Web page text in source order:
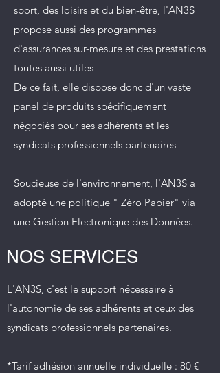
sport, des loisirs et du bien-être, l'AN3S
propose aussi des programmes
d'assurances sur-mesure et des prestations
toutes aussi utiles
De ce fait, elle dispose donc d'un vaste
panel de produits spécifiquement
négociés pour ses adhérents et les
syndicats professionnels partenaires
Soucieuse de l'environnement, l'AN3S a
adopté une politique " Zéro Papier" via
une Gestion Electronique des Données.
NOS SERVICES
L'AN3S, c'est le support nécessaire à
l'autonomie de ses adhérents et ceux des
syndicats professionnels partenaires.
*Tarif adhésion annuelle individuelle : 80 €